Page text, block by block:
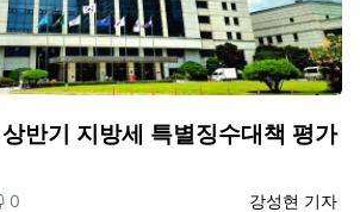
반기 지방세 특별징수대책 평가
등록자
강성현 기자
비추천
0